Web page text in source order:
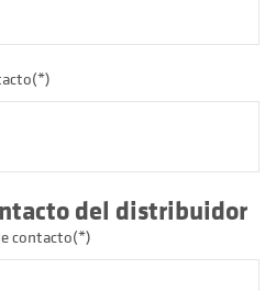
del distribuidor
contacto(*)